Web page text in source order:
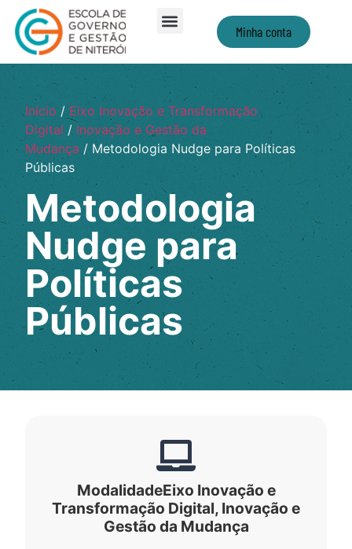
Minha conta
Início/Eixo Inovação e Transformação
Digital / Inovação e Gestão da
Mudança / Metodologia Nudge para Políticas
Públicas
Metodologia
Nudge para
Políticas
Públicas
ModalidadeEixo Inovação e
Transformação Digital, Inovação e
Gestão da Mudança